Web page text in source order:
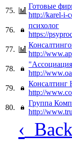
75.
Готовые
http://karel-i-
76.
психолог
https://
77.
http://
78.
http://
79.
Консалтинг
http://
80.
Группа
http://
‹ Back